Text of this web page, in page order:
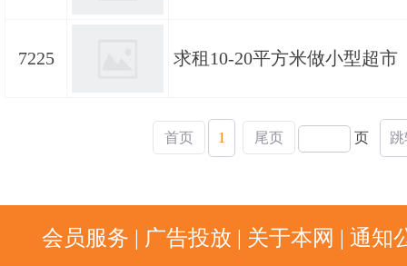
7225 求租10-20平方米做小型超市
首页 1 尾页 页
会员服务 | 广告投放 | 关于本网 | 通知